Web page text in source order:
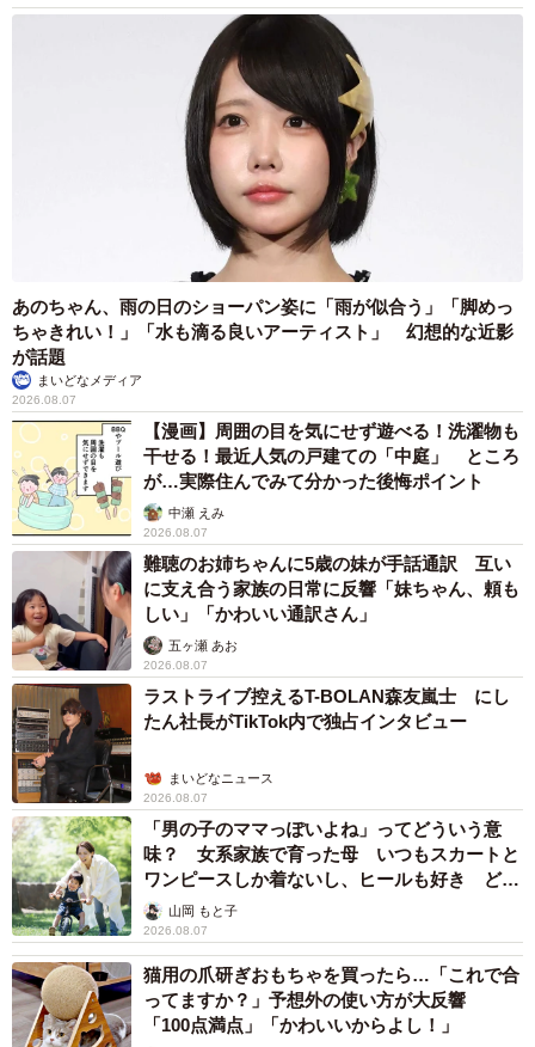
あのちゃん、雨の日のショーパン姿に「雨が似合う」「脚めっ
ちゃきれい！」「水も滴る良いアーティスト」 幻想的な近影
が話題
まいどなメディア
2026.08.07
【漫画】周囲の目を気にせず遊べる！洗濯物も
干せる！最近人気の戸建ての「中庭」 ところ
が…実際住んでみて分かった後悔ポイント
中瀬 えみ
2026.08.07
難聴のお姉ちゃんに5歳の妹が手話通訳 互い
に支え合う家族の日常に反響「妹ちゃん、頼も
しい」「かわいい通訳さん」
五ヶ瀬 あお
2026.08.07
ラストライブ控えるT-BOLAN森友嵐士 にし
たん社長がTikTok内で独占インタビュー
まいどなニュース
2026.08.07
「男の子のママっぽいよね」ってどういう意
味？ 女系家族で育った母 いつもスカートと
ワンピースしか着ないし、ヒールも好き どの
へんが…
山岡 もと子
2026.08.07
猫用の爪研ぎおもちゃを買ったら…「これで合
ってますか？」予想外の使い方が大反響
「100点満点」「かわいいからよし！」